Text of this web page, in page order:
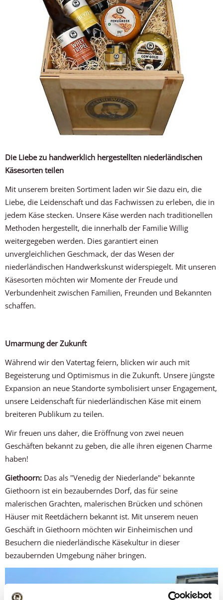
Die Liebe zu handwerklich hergestellten niederländischen
Käsesorten teilen
Mit unserem breiten Sortiment laden wir Sie dazu ein, die
Liebe, die Leidenschaft und das Fachwissen zu erleben, die in
jedem Käse stecken. Unsere Käse werden nach traditionellen
Methoden hergestellt, die innerhalb der Familie Willig
weitergegeben werden. Dies garantiert einen
unvergleichlichen Geschmack, der das Wesen der
niederländischen Handwerkskunst widerspiegelt. Mit unseren
Käsesorten möchten wir Momente der Freude und
Verbundenheit zwischen Familien, Freunden und Bekannten
schaffen.
Umarmung der Zukunft
Während wir den Vatertag feiern, blicken wir auch mit
Begeisterung und Optimismus in die Zukunft. Unsere jüngste
Expansion an neue Standorte symbolisiert unser Engagement,
unsere Leidenschaft für niederländischen Käse mit einem
breiteren Publikum zu teilen.
Wir freuen uns daher, die Eröffnung von zwei neuen
Geschäften bekannt zu geben, die alle ihren eigenen Charme
haben!
Giethoorn: Das als "Venedig der Niederlande" bekannte
Giethoorn ist ein bezauberndes Dorf, das für seine
malerischen Grachten, malerischen Brücken und schönen
Häuser mit Reetdächern bekannt ist. Mit unserem neuen
Geschäft in Giethoorn möchten wir Einheimischen und
Besuchern die niederländische Käsekultur in dieser
bezaubernden Umgebung näher bringen.